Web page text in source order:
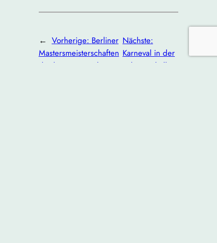
← Vorherige: Berliner
Mastersmeisterschaften
der langen Strecken
Nächste:
Karneval in der
Schwimmhalle